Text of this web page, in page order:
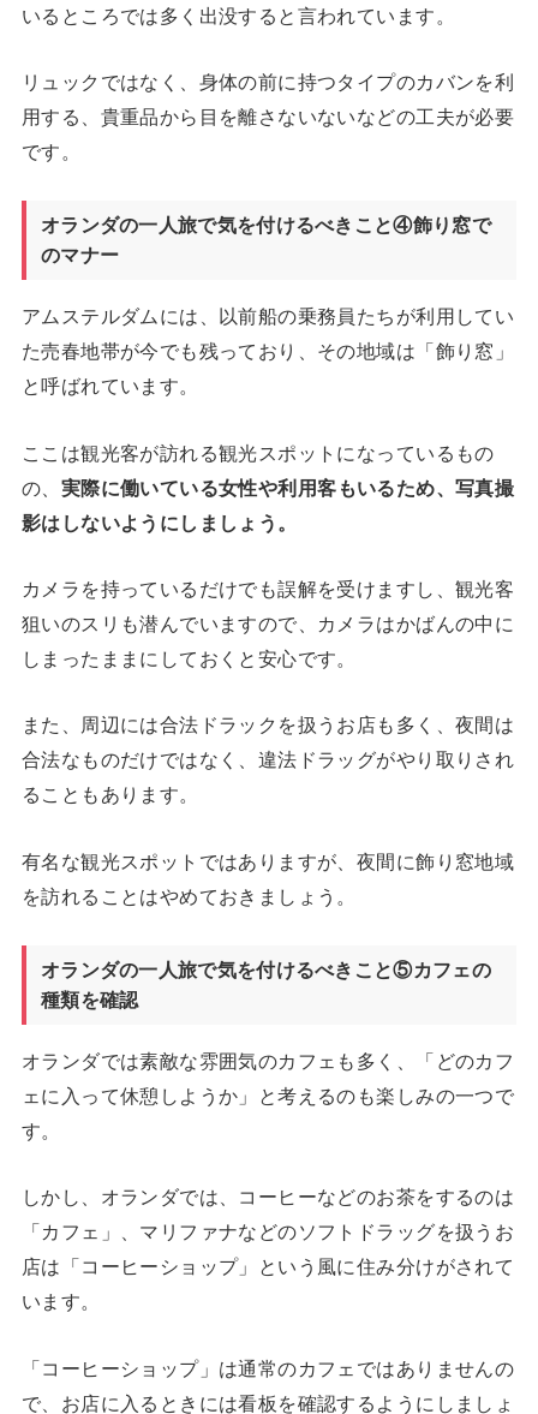
いるところでは多く出没すると言われています。
リュックではなく、身体の前に持つタイプのカバンを利
用する、貴重品から目を離さないないなどの工夫が必要
です。
オランダの一人旅で気を付けるべきこと④飾り窓で
のマナー
アムステルダムには、以前船の乗務員たちが利用してい
た売春地帯が今でも残っており、その地域は「飾り窓」
と呼ばれています。
ここは観光客が訪れる観光スポットになっているもの
の、 実際に働いている女性や利用客もいるため、写真撮
影はしないようにしましょう。
カメラを持っているだけでも誤解を受けますし、観光客
狙いのスリも潜んでいますので、カメラはかばんの中に
しまったままにしておくと安心です。
また、周辺には合法ドラックを扱うお店も多く、夜間は
合法なものだけではなく、違法ドラッグがやり取りされ
ることもあります。
有名な観光スポットではありますが、夜間に飾り窓地域
を訪れることはやめておきましょう。
オランダの一人旅で気を付けるべきこと⑤カフェの
種類を確認
オランダでは素敵な雰囲気のカフェも多く、「どのカフ
ェに入って休憩しようか」と考えるのも楽しみの一つで
す。
しかし、オランダでは、コーヒーなどのお茶をするのは
「カフェ」、マリファナなどのソフトドラッグを扱うお
店は「コーヒーショップ」という風に住み分けがされて
います。
「コーヒーショップ」は通常のカフェではありませんの
で、お店に入るときには看板を確認するようにしましょ